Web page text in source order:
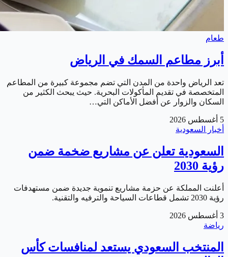
طعام
أبرز مطاعم السمك في الرياض
تعد الرياض واحدة من المدن التي تضم مجموعة كبيرة من المطاعم
المتخصصة في تقديم المأكولات البحرية. حيث يبحث الكثير من
السكان والزوار عن أفضل الأماكن التي…
5 أغسطس 2026
أخبار السعودية
السعودية تعلن عن مشاريع ضخمة ضمن
رؤية 2030
أعلنت المملكة عن حزمة مشاريع تنموية جديدة ضمن مستهدفات
رؤية 2030 تشمل قطاعات السياحة والترفيه والتقنية.
3 أغسطس 2026
رياضة
المنتخب السعودي يستعد لمنافسات كأس